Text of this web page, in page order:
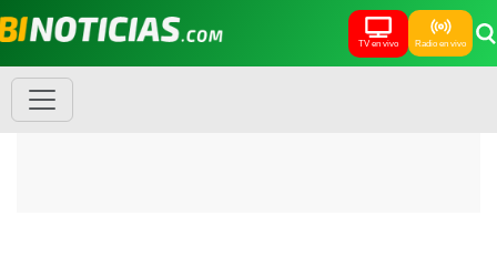
TV en vivo Radio en vivo